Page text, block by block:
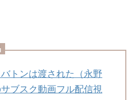
トンは渡された（永野
ブスク動画フル配信視